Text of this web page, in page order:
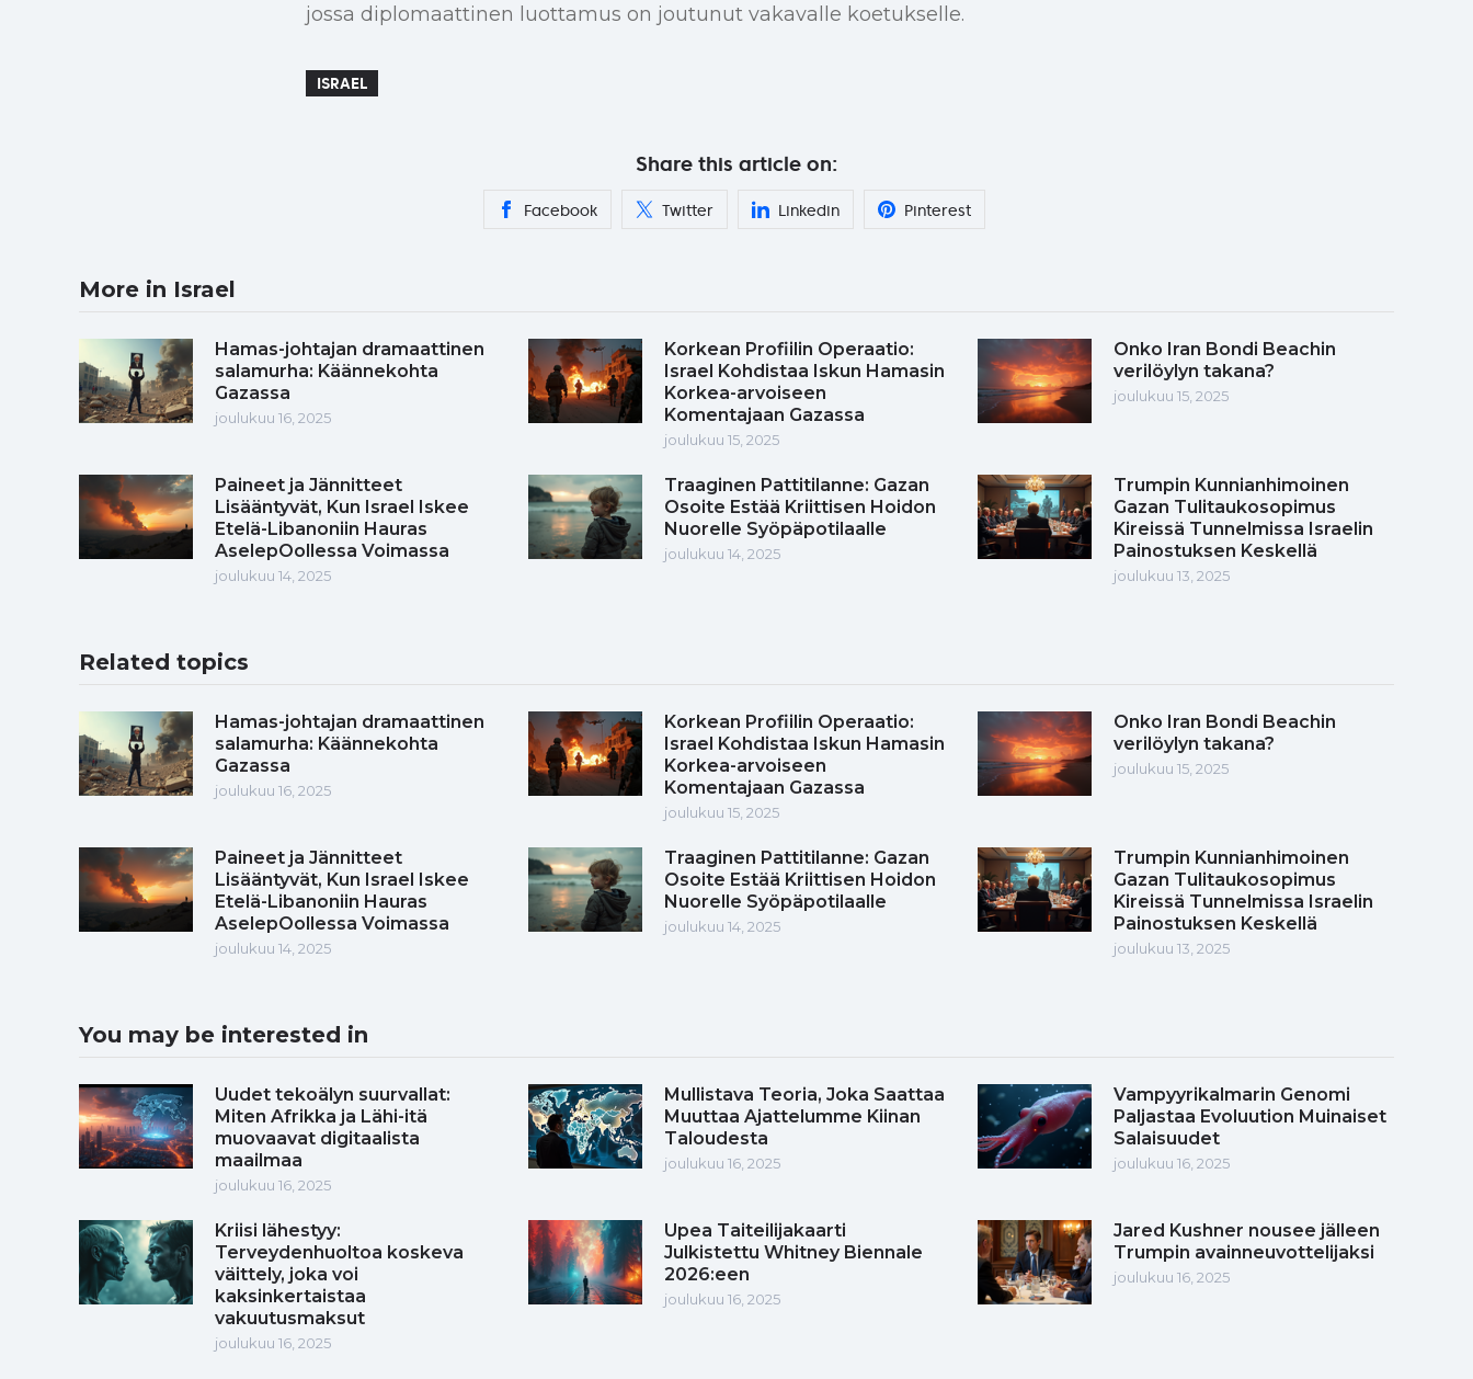
jossa diplomaattinen luottamus on joutunut vakavalle koetukselle.
ISRAEL
Share this article on:
Facebook Twitter Linkedin Pinterest
More in Israel
Hamas-johtajan dramaattinen
salamurha: Käännekohta
Gazassa
joulukuu 16, 2025
Korkean Profiilin Operaatio:
Israel Kohdistaa Iskun Hamasin
Korkea-arvoiseen
Komentajaan Gazassa
joulukuu 15, 2025
Onko Iran Bondi Beachin
verilöylyn takana?
joulukuu 15, 2025
Paineet ja Jännitteet
Lisääntyvät, Kun Israel Iskee
Etelä-Libanoniin Hauras
AselepOollessa Voimassa
joulukuu 14, 2025
Traaginen Pattitilanne: Gazan
Osoite Estää Kriittisen Hoidon
Nuorelle Syöpäpotilaalle
joulukuu 14, 2025
Trumpin Kunnianhimoinen
Gazan Tulitaukosopimus
Kireissä Tunnelmissa Israelin
Painostuksen Keskellä
joulukuu 13, 2025
Related topics
Hamas-johtajan dramaattinen
salamurha: Käännekohta
Gazassa
joulukuu 16, 2025
Korkean Profiilin Operaatio:
Israel Kohdistaa Iskun Hamasin
Korkea-arvoiseen
Komentajaan Gazassa
joulukuu 15, 2025
Onko Iran Bondi Beachin
verilöylyn takana?
joulukuu 15, 2025
Paineet ja Jännitteet
Lisääntyvät, Kun Israel Iskee
Etelä-Libanoniin Hauras
AselepOollessa Voimassa
joulukuu 14, 2025
Traaginen Pattitilanne: Gazan
Osoite Estää Kriittisen Hoidon
Nuorelle Syöpäpotilaalle
joulukuu 14, 2025
Trumpin Kunnianhimoinen
Gazan Tulitaukosopimus
Kireissä Tunnelmissa Israelin
Painostuksen Keskellä
joulukuu 13, 2025
You may be interested in
Uudet tekoälyn suurvallat:
Miten Afrikka ja Lähi-itä
muovaavat digitaalista
maailmaa
joulukuu 16, 2025
Mullistava Teoria, Joka Saattaa
Muuttaa Ajattelumme Kiinan
Taloudesta
joulukuu 16, 2025
Vampyyrikalmarin Genomi
Paljastaa Evoluution Muinaiset
Salaisuudet
joulukuu 16, 2025
Kriisi lähestyy:
Terveydenhuoltoa koskeva
väittely, joka voi
kaksinkertaistaa
vakuutusmaksut
joulukuu 16, 2025
Upea Taiteilijakaarti
Julkistettu Whitney Biennale
2026:een
joulukuu 16, 2025
Jared Kushner nousee jälleen
Trumpin avainneuvottelijaksi
joulukuu 16, 2025